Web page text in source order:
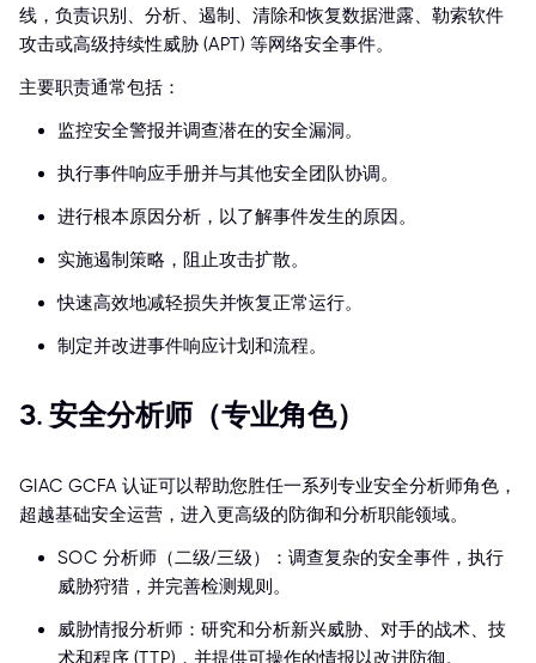
线，负责识别、分析、遏制、清除和恢复数据泄露、勒索软件
攻击或高级持续性威胁 (APT) 等网络安全事件。
主要职责通常包括：
监控安全警报并调查潜在的安全漏洞。
执行事件响应手册并与其他安全团队协调。
进行根本原因分析，以了解事件发生的原因。
实施遏制策略，阻止攻击扩散。
快速高效地减轻损失并恢复正常运行。
制定并改进事件响应计划和流程。
3. 安全分析师（专业角色）
GIAC GCFA 认证可以帮助您胜任一系列专业安全分析师角色，
超越基础安全运营，进入更高级的防御和分析职能领域。
SOC 分析师（二级/三级）：调查复杂的安全事件，执行
威胁狩猎，并完善检测规则。
威胁情报分析师：研究和分析新兴威胁、对手的战术、技
术和程序 (TTP)，并提供可操作的情报以改进防御。